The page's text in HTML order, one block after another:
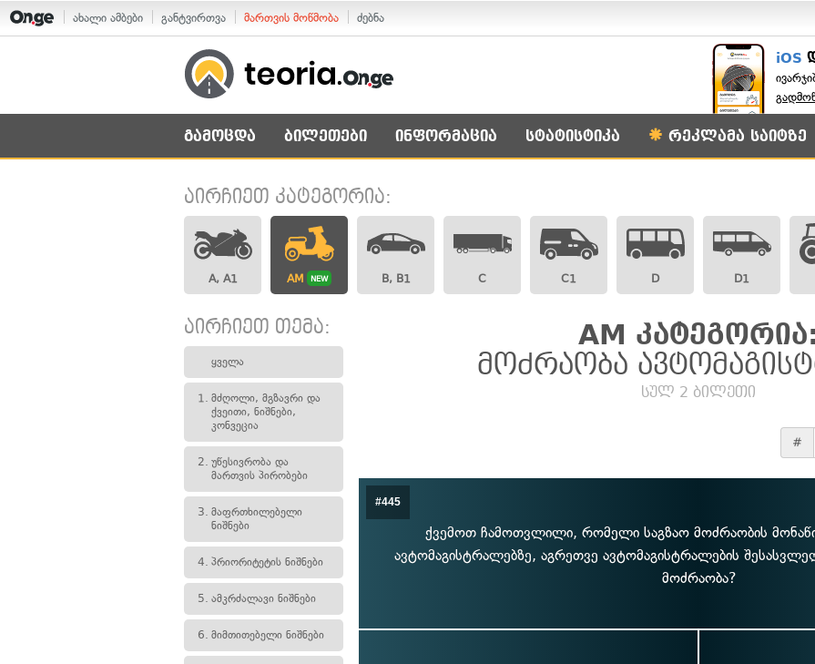
ახალი ამბები განტვირთვა მართვის მოწმობა ძებნა
iOS
გამოცდა ბილეთები ინფორმაცია სტატისტიკა რეკლამა საიტზე
აირჩიეთ კატეგორია:
A, A1 AM NEW B, B1 C C1 D D1
აირჩიეთ თემა:
ყველა
1. მძღოლი, მგზავრი და
ქვეითი, ნიშნები,
კონვეცია
2. უწესივრობა და
მართვის პირობები
3. მაფრთხილებელი
ნიშნები
4. პრიორიტეტის ნიშნები
5. ამკრძალავი ნიშნები
6. მიმთითებელი ნიშნები
AM კატეგორია:
მოძრაობა
სულ 2 ბილეთი
#
#445
ქვემოთ ჩამოთვლილი, რომელი საგზაო მოძრაობის
ავტომაგისტრალებზე, აგრეთვე ავტომაგისტრალების
მოძრაობა?